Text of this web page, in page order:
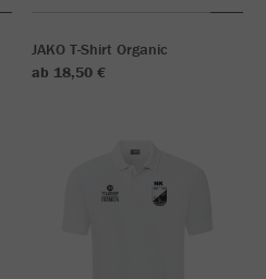
JAKO T-Shirt Organic
ab 18,50 €